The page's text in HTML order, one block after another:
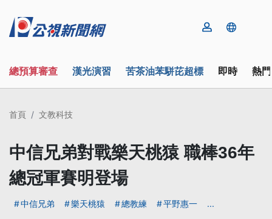
總預算審查 漢光演習 苦茶油苯駢芘超標 即時 熱
首頁 文教科技
中信兄弟對戰樂天桃猿 職棒36年
總冠軍賽明登場
中信兄弟 樂天桃猿 總教練 平野惠一 ...